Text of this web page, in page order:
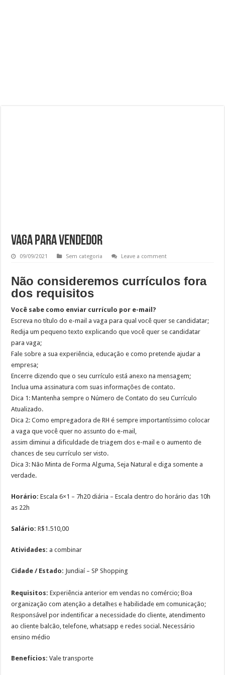
VAGA PARA VENDEDOR
09/09/2021 Sem categoria Leave a comment
Não consideremos currículos fora
dos requisitos
Você sabe como enviar currículo por e-mail?
Escreva no título do e-mail a vaga para qual você quer se candidatar;
Redija um pequeno texto explicando que você quer se candidatar
para vaga;
Fale sobre a sua experiência, educação e como pretende ajudar a
empresa;
Encerre dizendo que o seu currículo está anexo na mensagem;
Inclua uma assinatura com suas informações de contato.
Dica 1: Mantenha sempre o Número de Contato do seu Currículo
Atualizado.
Dica 2: Como empregadora de RH é sempre importantíssimo colocar
a vaga que você quer no assunto do e-mail,
assim diminui a dificuldade de triagem dos e-mail e o aumento de
chances de seu currículo ser visto.
Dica 3: Não Minta de Forma Alguma, Seja Natural e diga somente a
verdade.
Horário:Escala 6×1 – 7h20 diária – Escala dentro do horário das 10h
as 22h
Salário:R$1.510,00
Atividades: a combinar
Cidade / Estado: Jundiaí – SP Shopping
Requisitos:Experiência anterior em vendas no comércio; Boa
organização com atenção a detalhes e habilidade em comunicação;
Responsável por indentificar a necessidade do cliente, atendimento
ao cliente balcão, telefone, whatsapp e redes social. Necessário
ensino médio
Benefícios: Vale transporte